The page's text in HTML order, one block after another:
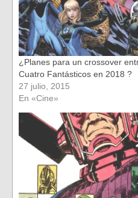
¿Planes para un crossover
Cuatro Fantásticos en 2018 ?
27 julio, 2015
En «Cine»